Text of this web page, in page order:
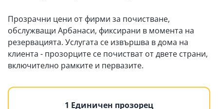
Прозрачни цени от фирми за почистване,
обслужващи Арбанаси, фиксирани в момента на
резервацията. Услугата се извършва в дома на
клиента - прозорците се почистват от двете страни,
включително рамките и первазите.
1 Единичен прозорец